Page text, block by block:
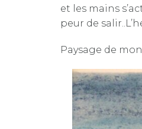
et les mains
peur de
Paysage de